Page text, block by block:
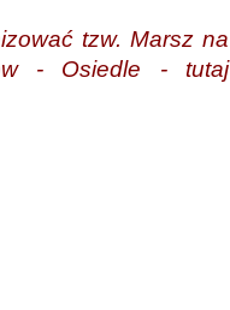
tzw. Marsz na
- Osiedle - tutaj